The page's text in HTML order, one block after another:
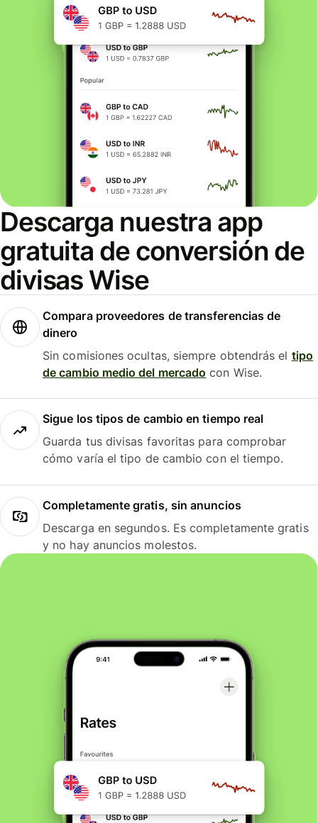
Descarga nuestra app
gratuita de conversión de
divisas Wise
Compara proveedores de transferencias de
dinero
Sin comisiones ocultas, siempre obtendrás el tipo
de cambio medio del mercado con Wise.
Sigue los tipos de cambio en tiempo real
Guarda tus divisas favoritas para comprobar
cómo varía el tipo de cambio con el tiempo.
Completamente gratis, sin anuncios
Descarga en segundos. Es completamente gratis
y no hay anuncios molestos.